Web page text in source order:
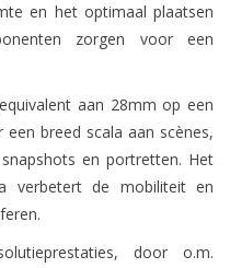
en het optimaal plaatsen
zorgen voor een
aan 28mm op een
breed scala aan scènes,
en portretten. Het
verbetert de mobiliteit en
door o.m.